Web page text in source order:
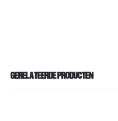
GERELATEERDE PRODUCTEN